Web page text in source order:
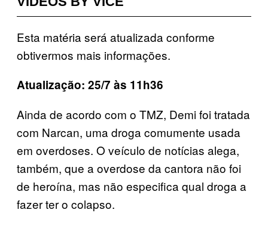
Esta matéria será atualizada conforme
obtivermos mais informações.
Atualização: 25/7 às 11h36
Ainda de acordo com o TMZ, Demi foi tratada
com Narcan, uma droga comumente usada
em overdoses. O veículo de notícias alega,
também, que a overdose da cantora não foi
de heroína, mas não especifica qual droga a
fazer ter o colapso.